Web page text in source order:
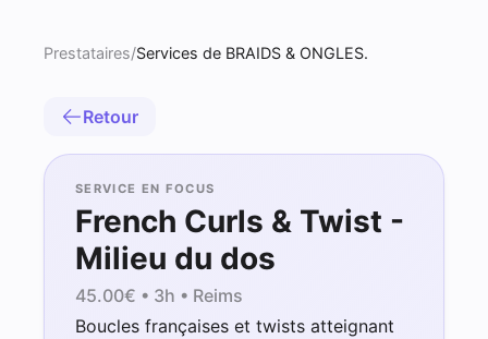
Prestataires/Services de BRAIDS & ONGLES.
Retour
SERVICE EN FOCUS
French Curls & Twist -
Milieu du dos
45.00€ • 3h • Reims
Boucles françaises et twists atteignant